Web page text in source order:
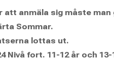
att anmäla sig måste man
Sommar.
lottas ut.
Nivå fort. 11-12 år och 13-